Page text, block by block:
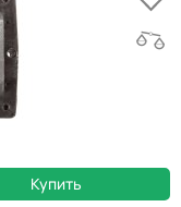
Купить